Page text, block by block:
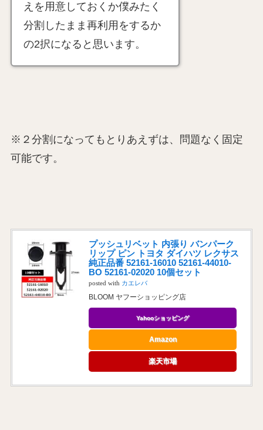
えを用意しておくか僕みたく
分割したまま再利用をするか
の2択になると思います。
※２分割になってもとりあえずは、問題なく固定
可能です。
プッシュリベット 内張り バンパーク
リップ ピン トヨタ ダイハツ レクサス
純正品番 52161-16010 52161-44010-
BO 52161-02020 10個セット
posted with カエレバ
BLOOM ヤフーショッピング店
Yahooショッピング
Amazon
楽天市場